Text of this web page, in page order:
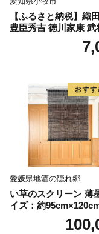
【ふるさと納税】織
豊臣秀吉 徳川家康 武
押印 6枚 セット イラ
国 武将 小牧山城 墨
グッズ 愛知県 小牧
寄せ 送料無料
愛媛県地酒の隠れ郷
い草のスクリーン 薄
イズ：約